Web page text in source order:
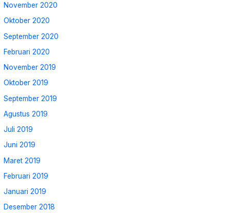
November 2020
Oktober 2020
September 2020
Februari 2020
November 2019
Oktober 2019
September 2019
Agustus 2019
Juli 2019
Juni 2019
Maret 2019
Februari 2019
Januari 2019
Desember 2018